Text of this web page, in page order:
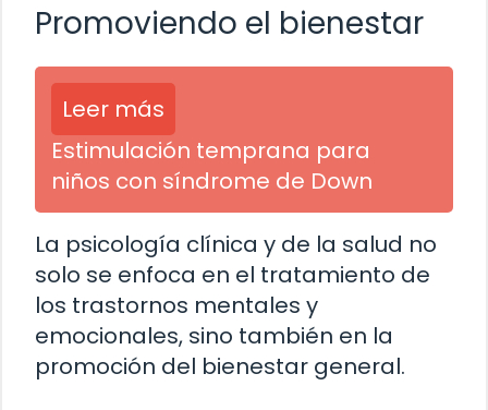
Promoviendo el bienestar
Leer más
Estimulación temprana para
niños con síndrome de Down
La psicología clínica y de la salud no
solo se enfoca en el tratamiento de
los trastornos mentales y
emocionales, sino también en la
promoción del bienestar general.